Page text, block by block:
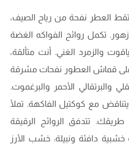
العطر نفحة من رياح الصيف،
تكمل روائح الفواكه الغضة
والزمرد الغني. أنت متألقة،
على قماش العطور نفحات مشرقة
والبرتقالي الأحمر والبرغموت.
مع كوكتيل الفاكهة. تملأ
طريقك. تتدفق الروائح الرقيقة
دافئة ونبيلة: خشب الأرز